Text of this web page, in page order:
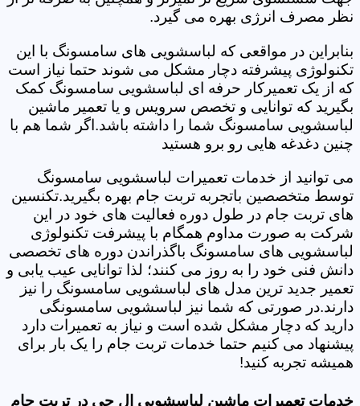
نظر مصرف انرژی بهره می گیرد.
بنابراین در مواقعی که لباسشویی های سامسونگ با این
تکنولوژی پیشرفته دچار مشکل می شوند حتما نیاز است
که از یک تعمیرکار حرفه ای لباسشویی سامسونگ کمک
بگیرید که توانایی و تخصص سرویس و یا تعمیر ماشین
لباسشویی سامسونگ شما را داشته باشد.اگر شما هم با
چنین دغدغه هایی رو برو هستید
می توانید از خدمات تعمیرات لباسشویی سامسونگ
توسط متخصصین باتجربه تربت جام بهره بگیرید.تکنسین
های تربت جام در طول دوره فعالیت های خود در این
شرکت به صورت مداوم همگام با پیشرفت تکنولوژی
لباسشویی های سامسونگ باگذراندن دوره های تخصصی
دانش فنی خود را به روز می کنند؛ لذا توانایی عیب یابی و
تعمیر جدید ترین مدل های لباسشویی سامسونگ را نیز
دارند.در صورتی که شما نیز لباسشویی سامسونگی
دارید که دچار مشکل شده است و نیاز به تعمیرات دارد
پیشنهاد می کنیم حتما خدمات تربت جام را یک بار برای
همیشه تجربه کنید!
خدمات تعمیرات ماشین لباسشویی ال جی در تربت جام